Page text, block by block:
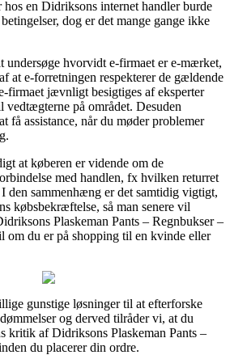
en Didriksons internet handler burde
dog er det mange gange ikke
undersøge hvorvidt e-firmaet er e-mærket,
at e-forretningen respekterer de gældende
firmaet jævnligt besigtiges af eksperter
vedtægterne på området. Desuden
få assistance, når du møder problemer
at køberen er vidende om de
med handlen, fx hvilken returret
den sammenhæng er det samtidig vigtigt,
købsbekræftelse, så man senere vil
Plaskeman Pants – Regnbukser –
om du er på shopping til en kvinde eller
gunstige løsninger til at efterforske
og derved tilråder vi, at du
kritik af Didriksons Plaskeman Pants –
du placerer din ordre.